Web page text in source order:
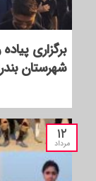
برگزاری
شهرستان
۱۲
مرداد